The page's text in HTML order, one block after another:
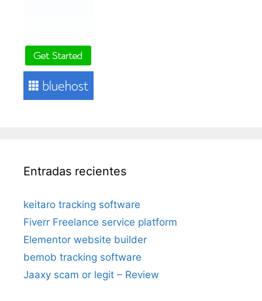
Entradas recientes
keitaro tracking software
Fiverr Freelance service platform
Elementor website builder
bemob tracking software
Jaaxy scam or legit – Review